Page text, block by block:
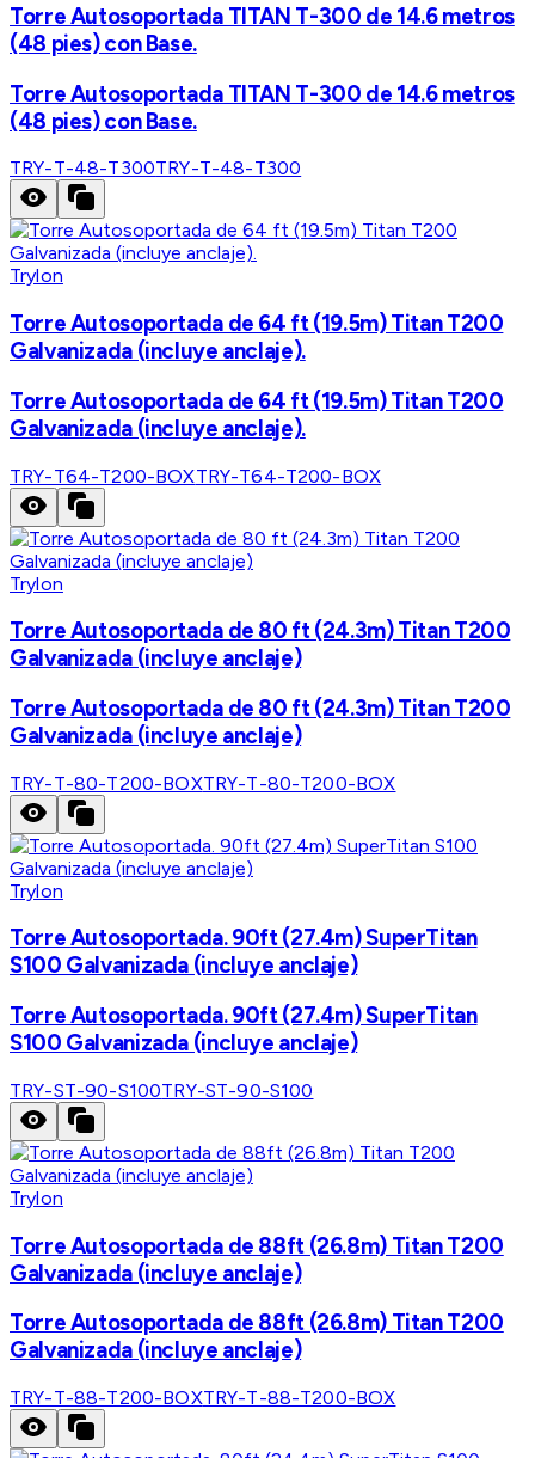
Torre Autosoportada TITAN T-300 de 14.6 metros
(48 pies) con Base.
Torre Autosoportada TITAN T-300 de 14.6 metros
(48 pies) con Base.
TRY-T-48-T300TRY-T-48-T300
Trylon
Torre Autosoportada de 64 ft (19.5m) Titan T200
Galvanizada (incluye anclaje).
Torre Autosoportada de 64 ft (19.5m) Titan T200
Galvanizada (incluye anclaje).
TRY-T64-T200-BOXTRY-T64-T200-BOX
Trylon
Torre Autosoportada de 80 ft (24.3m) Titan T200
Galvanizada (incluye anclaje)
Torre Autosoportada de 80 ft (24.3m) Titan T200
Galvanizada (incluye anclaje)
TRY-T-80-T200-BOXTRY-T-80-T200-BOX
Trylon
Torre Autosoportada. 90ft (27.4m) SuperTitan
S100 Galvanizada (incluye anclaje)
Torre Autosoportada. 90ft (27.4m) SuperTitan
S100 Galvanizada (incluye anclaje)
TRY-ST-90-S100TRY-ST-90-S100
Trylon
Torre Autosoportada de 88ft (26.8m) Titan T200
Galvanizada (incluye anclaje)
Torre Autosoportada de 88ft (26.8m) Titan T200
Galvanizada (incluye anclaje)
TRY-T-88-T200-BOXTRY-T-88-T200-BOX